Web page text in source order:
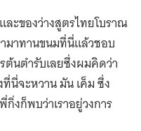
ะของว่างสูตรไทยโบราณ
ามาทานขนมที่นี่แล้วชอบ
ต้นตำรับเลยซึ่งผมคิดว่า
นี่จะหวาน มัน เค็ม ซึ่ง
งก็พบว่าเราอยู่วงการ